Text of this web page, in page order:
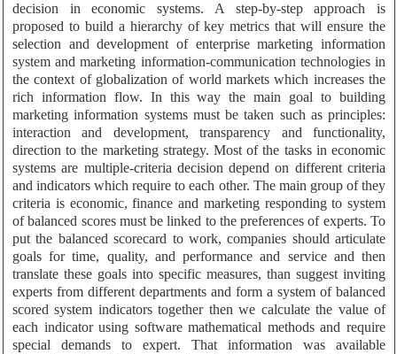
decision in economic systems. A step-by-step approach is
proposed to build a hierarchy of key metrics that will ensure the
selection and development of enterprise marketing information
system and marketing information-communication technologies in
the context of globalization of world markets which increases the
rich information flow. In this way the main goal to building
marketing information systems must be taken such as principles:
interaction and development, transparency and functionality,
direction to the marketing strategy. Most of the tasks in economic
systems are multiple-criteria decision depend on different criteria
and indicators which require to each other. The main group of they
criteria is economic, finance and marketing responding to system
of balanced scores must be linked to the preferences of experts. To
put the balanced scorecard to work, companies should articulate
goals for time, quality, and performance and service and then
translate these goals into specific measures, than suggest inviting
experts from different departments and form a system of balanced
scored system indicators together then we calculate the value of
each indicator using software mathematical methods and require
special demands to expert. That information was available